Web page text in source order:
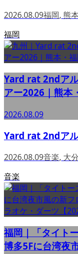
2026.08.09福岡, 熊本
福岡
Yard rat 2ndア
アー2026｜熊本
2026.08.09
Yard rat 2ndア
2026.08.09音楽, 大分
音楽
福岡｜「タイト
博多5Fに台湾夜